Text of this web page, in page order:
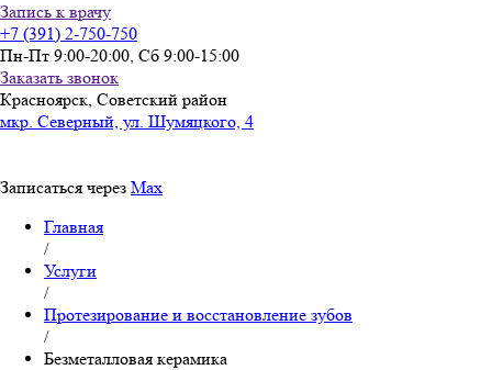
Запись к врачу
+7 (391) 2-750-750
Пн-Пт 9:00-20:00, Сб 9:00-15:00
Заказать звонок
Красноярск, Советский район
мкр. Северный, ул. Шумяцкого, 4
Записаться через Max
Вы здесь
Главная
/
Услуги
/
Протезирование и восстановление зубов
/
Безметалловая керамика